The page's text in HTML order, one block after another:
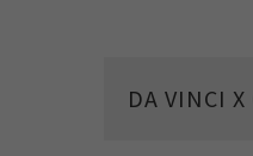
DA VINCI X